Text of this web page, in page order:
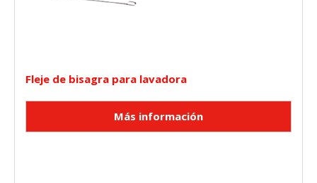
Fleje de bisagra para lavadora